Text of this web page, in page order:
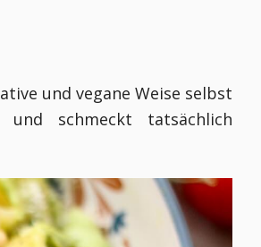
und vegane Weise selbst
und schmeckt tatsächlich